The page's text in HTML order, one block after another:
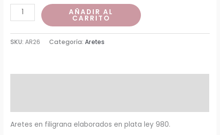
desde
$270,000
Aretes
Ana
cantidad
AÑADIR AL
CARRITO
SKU:AR26 Categoría:Aretes
Aretes en filigrana elaborados en plata ley 980.